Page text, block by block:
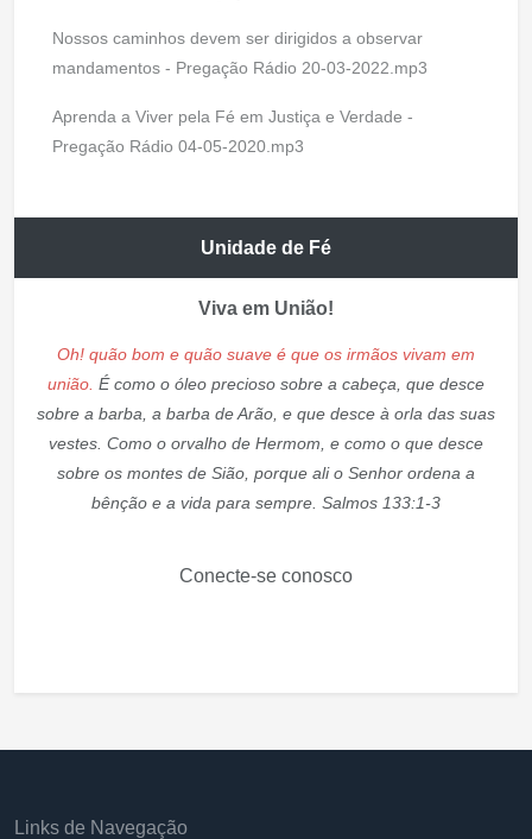
Nossos caminhos devem ser dirigidos a observar
mandamentos - Pregação Rádio 20-03-2022.mp3
Aprenda a Viver pela Fé em Justiça e Verdade -
Pregação Rádio 04-05-2020.mp3
Unidade de Fé
Viva em União!
Oh! quão bom e quão suave é que os irmãos vivam em
união. É como o óleo precioso sobre a cabeça, que desce
sobre a barba, a barba de Arão, e que desce à orla das suas
vestes. Como o orvalho de Hermom, e como o que desce
sobre os montes de Sião, porque ali o Senhor ordena a
bênção e a vida para sempre. Salmos 133:1-3
Conecte-se conosco
Links de Navegação